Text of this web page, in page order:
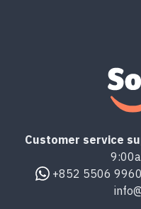
Customer service
+852 5506 9960